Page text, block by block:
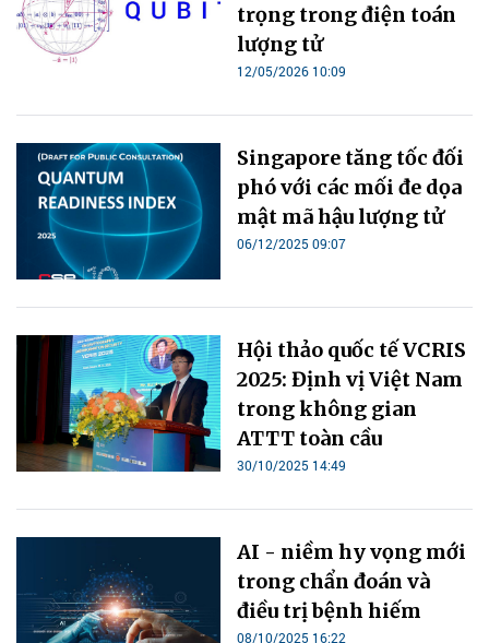
trọng trong điện toán
lượng tử
12/05/2026 10:09
Singapore tăng tốc đối
phó với các mối đe dọa
mật mã hậu lượng tử
06/12/2025 09:07
Hội thảo quốc tế VCRIS
2025: Định vị Việt Nam
trong không gian
ATTT toàn cầu
30/10/2025 14:49
AI - niềm hy vọng mới
trong chẩn đoán và
điều trị bệnh hiếm
08/10/2025 16:22